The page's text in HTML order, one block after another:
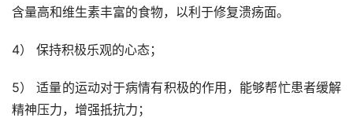
含量高和维生素丰富的食物，以利于修复溃疡面。
4） 保持积极乐观的心态；
5） 适量的运动对于病情有积极的作用，能够帮忙患者缓解
精神压力，增强抵抗力；